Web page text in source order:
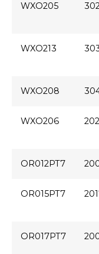
WXO205
WXO213
WXO208
WXO206
OR012PT7
OR015PT7
OR017PT7